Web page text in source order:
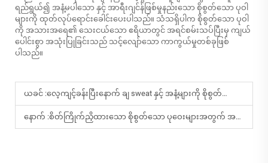
ရည်ရွယ်၍ အနံ့မပါသော နှင့် အာရီးဂျင်န်ဖြစ်မှုနည်းသော စိုစွတ်သော ပုဝါ
များကို ထုတ်လုပ်ရောင်းခေါင်းပေးပါသည်။ သံသရှိပါက စိုစွတ်သော ပုဝါ
ကို အသားအရေ၏ သေးငယ်သော ဧရိယာတွင် အရင်စမ်းသပ်ပြီးမှ ကျယ်
ပေါင်းစွာ အသုံးပြုခြင်းသည် သင့်လျော်သော ကာကွယ်မှုတစ်ခုဖြစ်
ပါသည်။
ယခင် :လေ့ကျင့်ခန်းပြီးနောက် ချ sweat နှင့် အနံ့များကို စိုစွတ်သော ပုဝ်ကြေးမှုန်များဖြင့် ထိရောက်စွာ ဖယ်ရှားနိုင်ပါသလား။
နောက် :စိတ်ကြိုက်ညှိထားသော စိုစွတ်သော ပုဝေးများအတွက် အသုံးများသော ကုန်သွယ်ရေးဆိုင်ရာ အသုံးပုံများမှာ အဘယ်နည်း။